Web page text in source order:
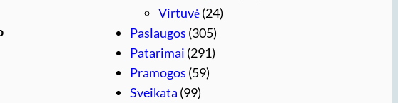
Virtuvė(24)
Paslaugos (305)
Patarimai (291)
Pramogos (59)
Sveikata (99)